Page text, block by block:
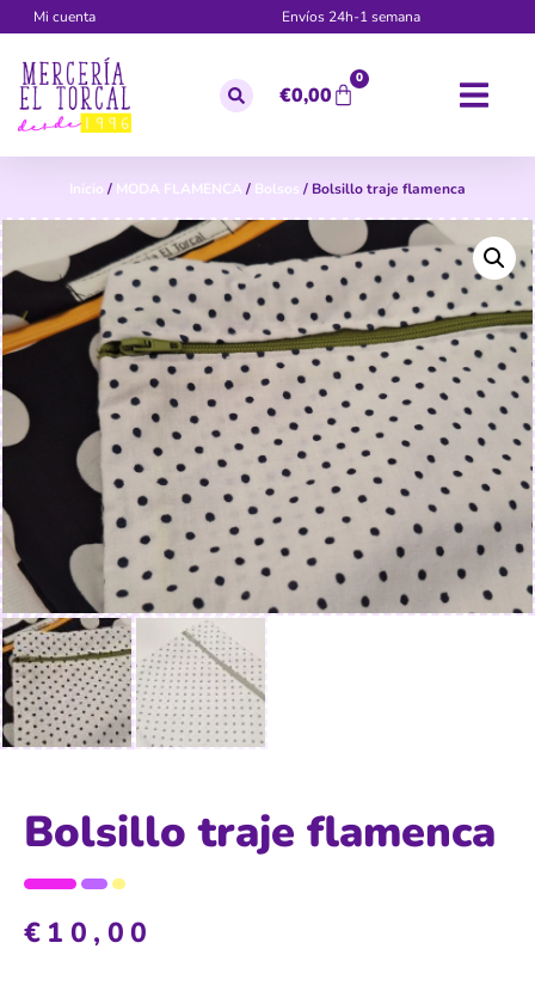
Mi cuenta Envíos 24h-1 semana
€0,00
0
Inicio / MODA FLAMENCA / Bolsos / Bolsillo traje flamenca
Bolsillo traje flamenca
€ 10,00